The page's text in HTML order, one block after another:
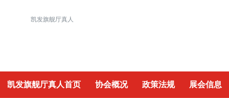
凯发旗舰厅真人
凯发旗舰厅真人首页 协会概况 政策法规 展会信息